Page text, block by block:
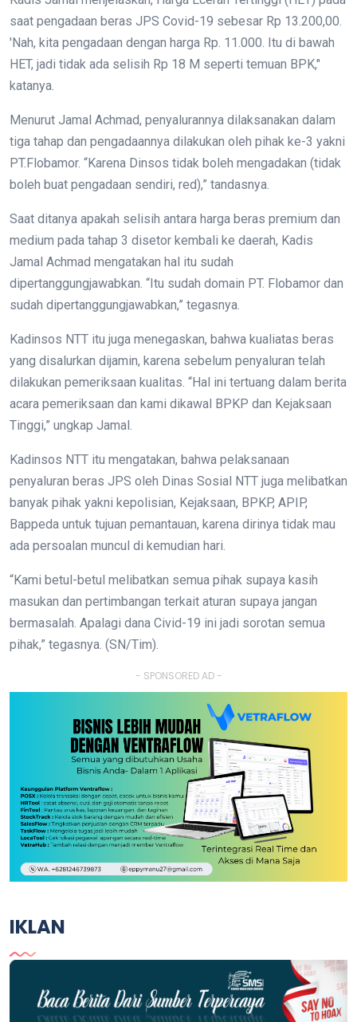
saat pengadaan beras JPS Covid-19 sebesar Rp 13.200,00.
'Nah, kita pengadaan dengan harga Rp. 11.000. Itu di bawah
HET, jadi tidak ada selisih Rp 18 M seperti temuan BPK,"
katanya.
Menurut Jamal Achmad, penyalurannya dilaksanakan dalam
tiga tahap dan pengadaannya dilakukan oleh pihak ke-3 yakni
PT.Flobamor. “Karena Dinsos tidak boleh mengadakan (tidak
boleh buat pengadaan sendiri, red),” tandasnya.
Saat ditanya apakah selisih antara harga beras premium dan
medium pada tahap 3 disetor kembali ke daerah, Kadis
Jamal Achmad mengatakan hal itu sudah
dipertanggungjawabkan. “Itu sudah domain PT. Flobamor dan
sudah dipertanggungjawabkan,” tegasnya.
Kadinsos NTT itu juga menegaskan, bahwa kualiatas beras
yang disalurkan dijamin, karena sebelum penyaluran telah
dilakukan pemeriksaan kualitas. “Hal ini tertuang dalam berita
acara pemeriksaan dan kami dikawal BPKP dan Kejaksaan
Tinggi,” ungkap Jamal.
Kadinsos NTT itu mengatakan, bahwa pelaksanaan
penyaluran beras JPS oleh Dinas Sosial NTT juga melibatkan
banyak pihak yakni kepolisian, Kejaksaan, BPKP, APIP,
Bappeda untuk tujuan pemantauan, karena dirinya tidak mau
ada persoalan muncul di kemudian hari.
“Kami betul-betul melibatkan semua pihak supaya kasih
masukan dan pertimbangan terkait aturan supaya jangan
bermasalah. Apalagi dana Civid-19 ini jadi sorotan semua
pihak,” tegasnya. (SN/Tim).
- SPONSORED AD -
IKLAN